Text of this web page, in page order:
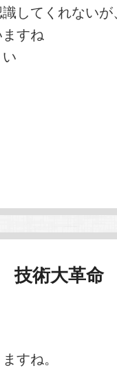
してくれない
すね
術大革命
すね。